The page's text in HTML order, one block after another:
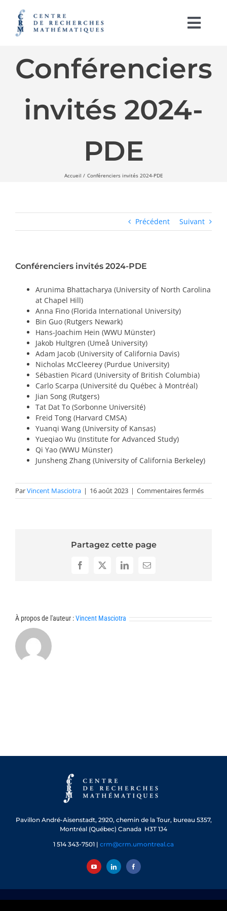
contenu
English
ACTIVITÉS
RAYONNEMENT ET PUBLICATIONS
Recherche
Répertoire
Ressources
Contact
Abonnement à l’infolettre
Conférenciers
invités 2024-
PDE
Accueil Conférenciers invités 2024-PDE
Précédent Suivant
Conférenciers invités 2024-PDE
Arunima Bhattacharya (University of North Carolina
at Chapel Hill)
Anna Fino (Florida International University)
Bin Guo (Rutgers Newark)
Hans-Joachim Hein (WWU Münster)
Jakob Hultgren (Umeå University)
Adam Jacob (University of California Davis)
Nicholas McCleerey (Purdue University)
Sébastien Picard (University of British Columbia)
Carlo Scarpa (Université du Québec à Montréal)
Jian Song (Rutgers)
Tat Dat To (Sorbonne Université)
Freid Tong (Harvard CMSA)
Yuanqi Wang (University of Kansas)
Yueqiao Wu (Institute for Advanced Study)
Qi Yao (WWU Münster)
Junsheng Zhang (University of California Berkeley)
ParVincent Masciotra | 16 août 2023 | Commentaires ferméssur
Partagez cette page
Facebook
X LinkedInEmail
À propos de l'auteur :Vincent Masciotra
Pavillon André-Aisenstadt, 2920, chemin de la Tour, bureau 5357,
Montréal (Québec) Canada H3T 1J4
1 514 343-7501 | crm@crm.umontreal.ca